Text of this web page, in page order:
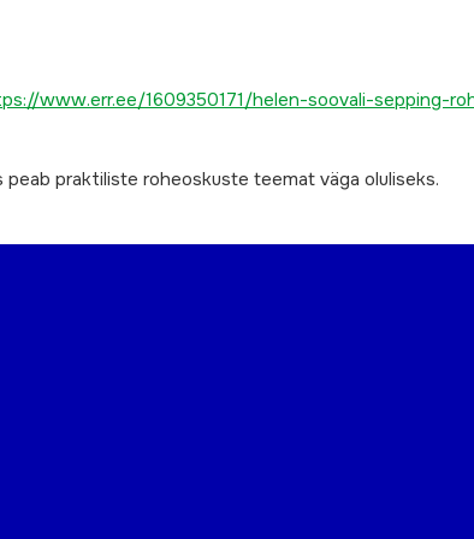
www.err.ee/1609350171/helen-soovali-sepping-
peab praktiliste roheoskuste teemat väga oluliseks.